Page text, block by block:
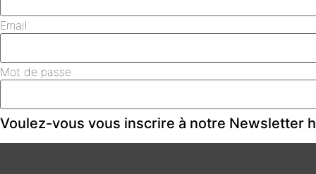
Email
Mot de passe
Voulez-vous vous inscrire à notre Newsletter